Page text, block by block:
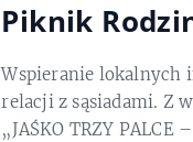
Piknik
Wspieranie lokalnych
relacji z sąsiadami. Z
„JAŚKO TRZY PALCE